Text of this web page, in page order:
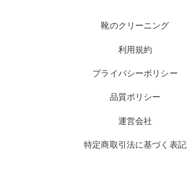
靴のクリーニング
利用規約
プライバシーポリシー
品質ポリシー
運営会社
特定商取引法に基づく表記